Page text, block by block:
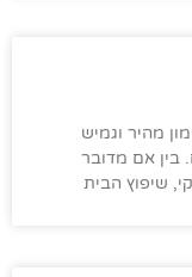
מהיר וגמיש
בין אם מדובר
שיפוץ הבית